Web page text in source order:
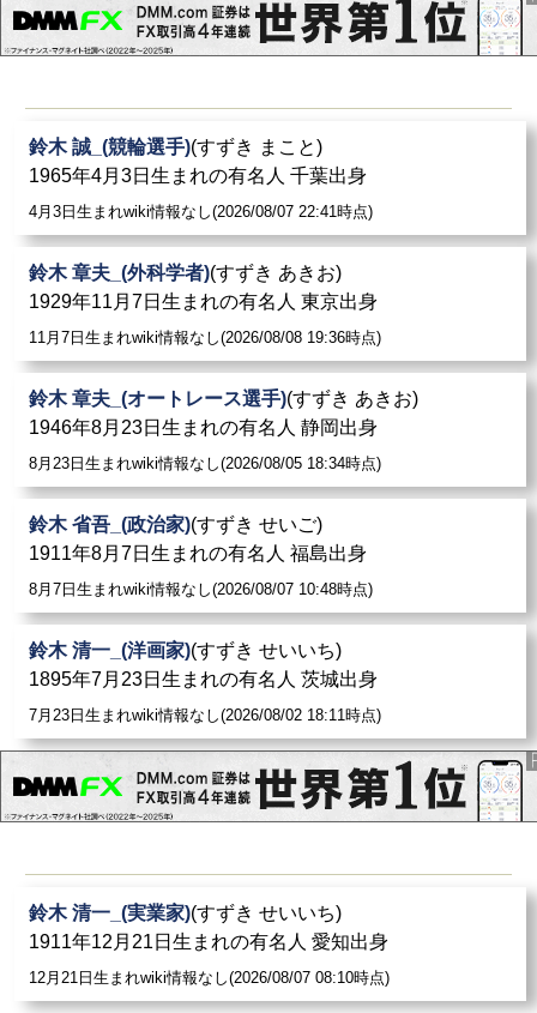
鈴木 誠_(競輪選手)(すずき まこと)
1965年4月3日生まれの有名人 千葉出身
4月3日生まれwiki情報なし(2026/08/07 22:41時点)
鈴木 章夫_(外科学者)(すずき あきお)
1929年11月7日生まれの有名人 東京出身
11月7日生まれwiki情報なし(2026/08/08 19:36時点)
鈴木 章夫_(オートレース選手)(すずき あきお)
1946年8月23日生まれの有名人 静岡出身
8月23日生まれwiki情報なし(2026/08/05 18:34時点)
鈴木 省吾_(政治家)(すずき せいご)
1911年8月7日生まれの有名人 福島出身
8月7日生まれwiki情報なし(2026/08/07 10:48時点)
鈴木 清一_(洋画家)(すずき せいいち)
1895年7月23日生まれの有名人 茨城出身
7月23日生まれwiki情報なし(2026/08/02 18:11時点)
鈴木 清一_(実業家)(すずき せいいち)
1911年12月21日生まれの有名人 愛知出身
12月21日生まれwiki情報なし(2026/08/07 08:10時点)